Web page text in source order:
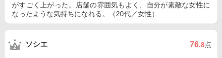
がすごく上がった。店舗の雰囲気もよく、自分が素敵な女性に
なったような気持ちになれる。（20代／女性）
ソシエ 76.8点